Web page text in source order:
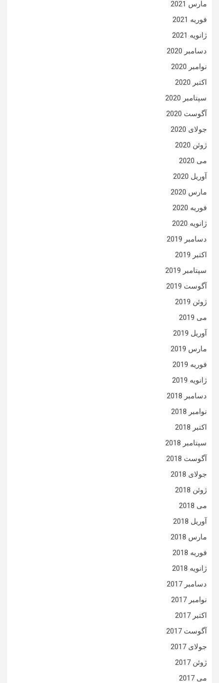
مارس 2021
فوریه 2021
ژانویه 2021
دسامبر 2020
نوامبر 2020
اکتبر 2020
سپتامبر 2020
آگوست 2020
جولای 2020
ژوئن 2020
می 2020
آوریل 2020
مارس 2020
فوریه 2020
ژانویه 2020
دسامبر 2019
اکتبر 2019
سپتامبر 2019
آگوست 2019
ژوئن 2019
می 2019
آوریل 2019
مارس 2019
فوریه 2019
ژانویه 2019
دسامبر 2018
نوامبر 2018
اکتبر 2018
سپتامبر 2018
آگوست 2018
جولای 2018
ژوئن 2018
می 2018
آوریل 2018
مارس 2018
فوریه 2018
ژانویه 2018
دسامبر 2017
نوامبر 2017
اکتبر 2017
آگوست 2017
جولای 2017
ژوئن 2017
می 2017